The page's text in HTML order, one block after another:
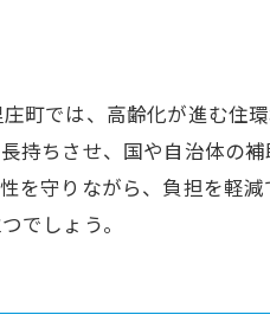
町では、高齢化が進む住
持ちさせ、国や自治体の
を守りながら、負担を軽
でしょう。